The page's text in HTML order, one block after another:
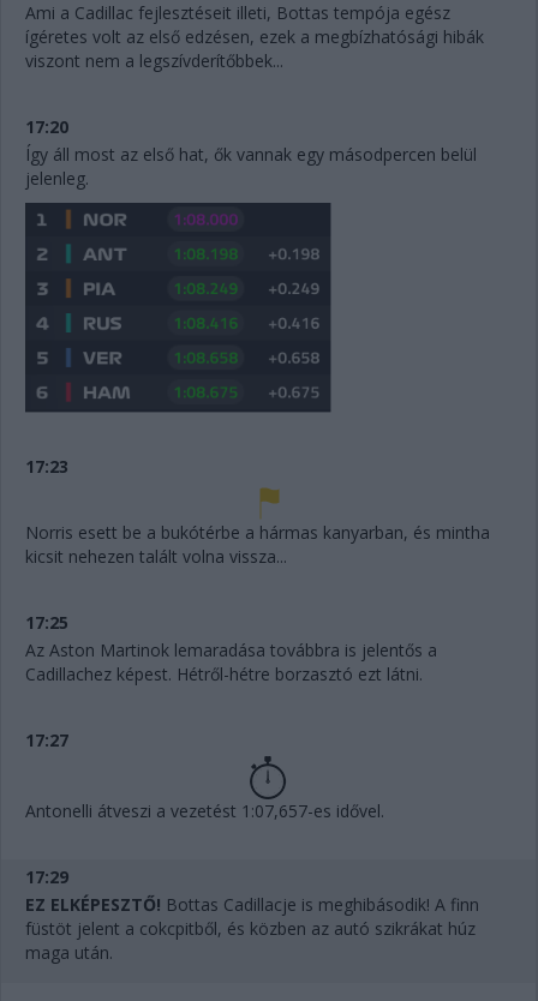
Ami a Cadillac fejlesztéseit illeti, Bottas tempója egész
ígéretes volt az első edzésen, ezek a megbízhatósági hibák
viszont nem a legszívderítőbbek...
17:20
Így áll most az első hat, ők vannak egy másodpercen belül
jelenleg.
17:23
Norris esett be a bukótérbe a hármas kanyarban, és mintha
kicsit nehezen talált volna vissza...
17:25
Az Aston Martinok lemaradása továbbra is jelentős a
Cadillachez képest. Hétről-hétre borzasztó ezt látni.
17:27
Antonelli átveszi a vezetést 1:07,657-es idővel.
17:29
EZ ELKÉPESZTŐ! Bottas Cadillacje is meghibásodik! A finn
füstöt jelent a cokcpitből, és közben az autó szikrákat húz
maga után.